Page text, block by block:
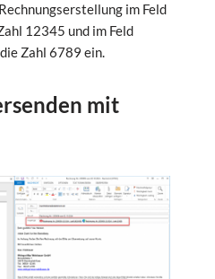
im Feld
12345 und im Feld
Zahl 6789 ein.
mit